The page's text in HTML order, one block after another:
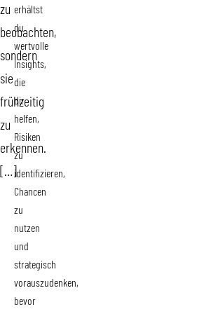
zu
beobachten,
sondern
sie
frühzeitig
zu
erkennen.
[…]
erhältst
du
wertvolle
Insights,
die
dir
helfen,
Risiken
zu
identifizieren,
Chancen
zu
nutzen
und
strategisch
vorauszudenken,
bevor